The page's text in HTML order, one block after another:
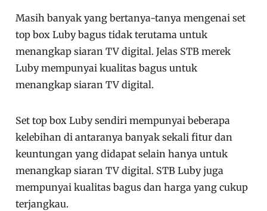
Masih banyak yang bertanya-tanya mengenai set
top box Luby bagus tidak terutama untuk
menangkap siaran TV digital. Jelas STB merek
Luby mempunyai kualitas bagus untuk
menangkap siaran TV digital.
Set top box Luby sendiri mempunyai beberapa
kelebihan di antaranya banyak sekali fitur dan
keuntungan yang didapat selain hanya untuk
menangkap siaran TV digital. STB Luby juga
mempunyai kualitas bagus dan harga yang cukup
terjangkau.